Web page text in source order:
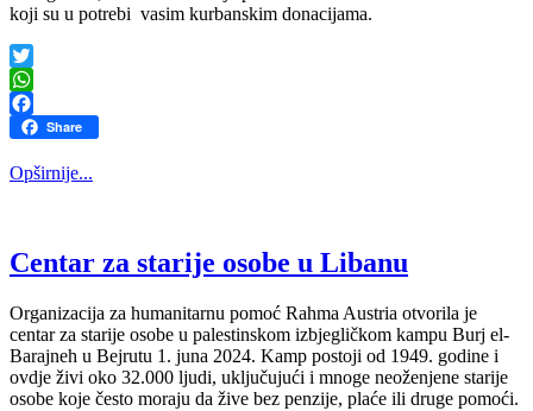
koji su u potrebi vasim kurbanskim donacijama.
Twitter
WhatsApp
Facebook
Share
Opširnije...
Centar za starije osobe u Libanu
Organizacija za humanitarnu pomoć Rahma Austria otvorila je
centar za starije osobe u palestinskom izbjegličkom kampu Burj el-
Barajneh u Bejrutu 1. juna 2024. Kamp postoji od 1949. godine i
ovdje živi oko 32.000 ljudi, uključujući i mnoge neoženjene starije
osobe koje često moraju da žive bez penzije, plaće ili druge pomoći.